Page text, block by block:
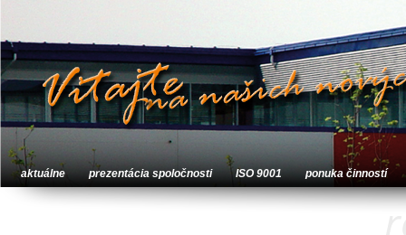
aktuálne prezentácia spoločnosti ISO 9001 ponuka činností